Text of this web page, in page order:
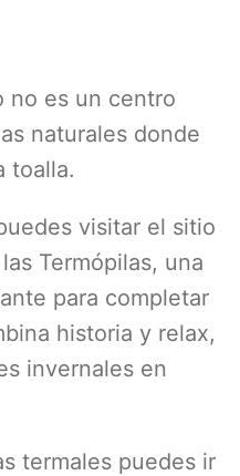
no es un centro
naturales donde
toalla.
visitar el sitio
Termópilas, una
para completar
historia y relax,
invernales en
termales puedes ir